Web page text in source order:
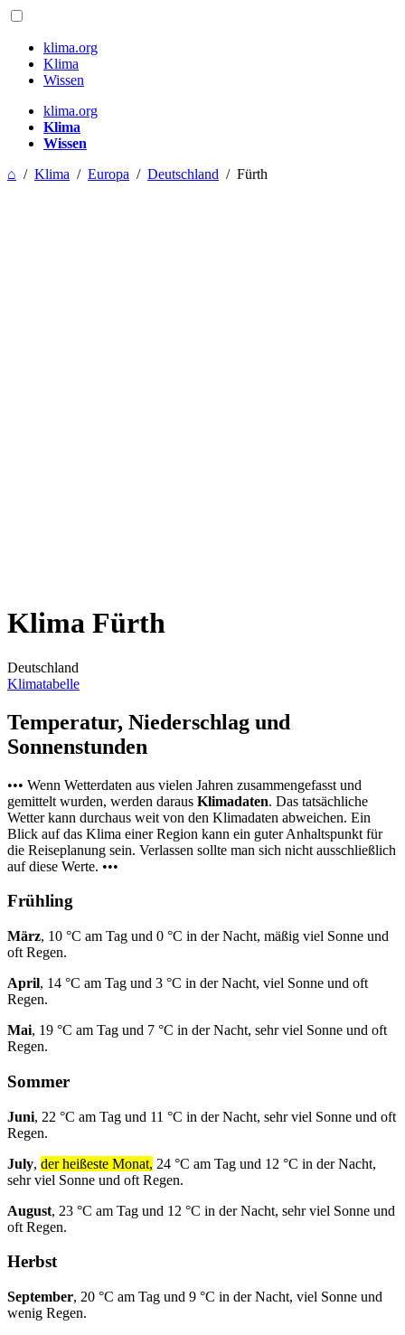
klima.org
Klima
Wissen
klima.org
Klima
Wissen
⌂ / Klima / Europa / Deutschland / Fürth
Klima Fürth
Deutschland
Klimatabelle
Temperatur, Niederschlag und
Sonnenstunden
••• Wenn Wetterdaten aus vielen Jahren zusammengefasst und
gemittelt wurden, werden daraus Klimadaten. Das tatsächliche
Wetter kann durchaus weit von den Klimadaten abweichen. Ein
Blick auf das Klima einer Region kann ein guter Anhaltspunkt für
die Reiseplanung sein. Verlassen sollte man sich nicht ausschließlich
auf diese Werte. •••
Frühling
März, 10 °C am Tag und 0 °C in der Nacht, mäßig viel Sonne und
oft Regen.
April, 14 °C am Tag und 3 °C in der Nacht, viel Sonne und oft
Regen.
Mai, 19 °C am Tag und 7 °C in der Nacht, sehr viel Sonne und oft
Regen.
Sommer
Juni, 22 °C am Tag und 11 °C in der Nacht, sehr viel Sonne und oft
Regen.
July, der heißeste Monat, 24 °C am Tag und 12 °C in der Nacht,
sehr viel Sonne und oft Regen.
August, 23 °C am Tag und 12 °C in der Nacht, sehr viel Sonne und
oft Regen.
Herbst
September, 20 °C am Tag und 9 °C in der Nacht, viel Sonne und
wenig Regen.